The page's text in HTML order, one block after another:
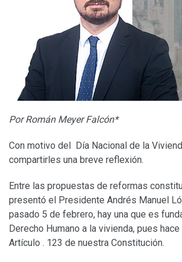
Por Román Meyer Falcón*
Con motivo del Día Nacional de la
compartirles una breve reflexión.
Entre las propuestas de reformas
presentó el Presidente Andrés Manuel
pasado 5 de febrero, hay una que es
Derecho Humano a la vivienda, pues
Artículo . 123 de nuestra Constitución.